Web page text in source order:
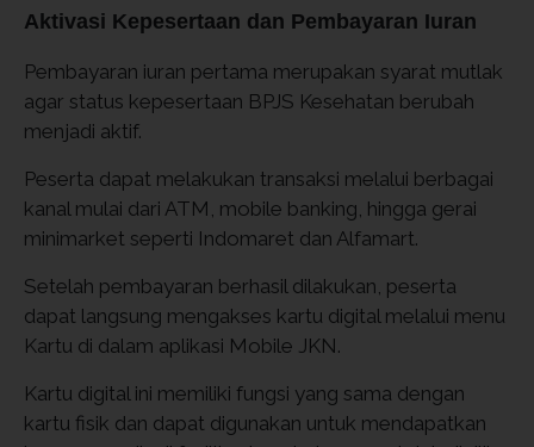
Aktivasi Kepesertaan dan Pembayaran Iuran
Pembayaran iuran pertama merupakan syarat mutlak
agar status kepesertaan BPJS Kesehatan berubah
menjadi aktif.
Peserta dapat melakukan transaksi melalui berbagai
kanal mulai dari ATM, mobile banking, hingga gerai
minimarket seperti Indomaret dan Alfamart.
Setelah pembayaran berhasil dilakukan, peserta
dapat langsung mengakses kartu digital melalui menu
Kartu di dalam aplikasi Mobile JKN.
Kartu digital ini memiliki fungsi yang sama dengan
kartu fisik dan dapat digunakan untuk mendapatkan